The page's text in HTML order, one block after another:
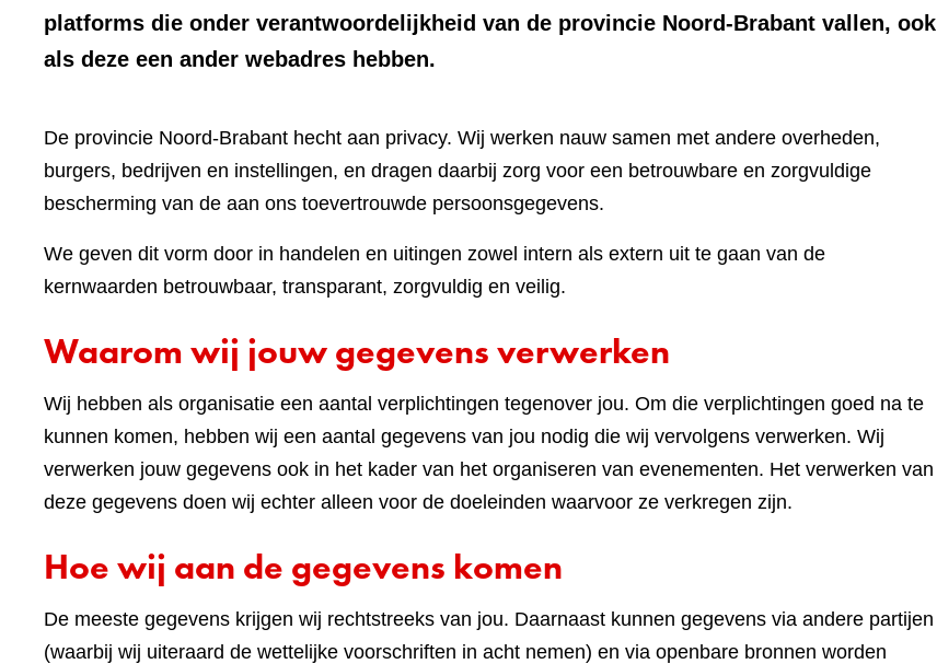
platforms die onder verantwoordelijkheid van de provincie Noord-Brabant vallen, ook
als deze een ander webadres hebben.
De provincie Noord-Brabant hecht aan privacy. Wij werken nauw samen met andere overheden,
burgers, bedrijven en instellingen, en dragen daarbij zorg voor een betrouwbare en zorgvuldige
bescherming van de aan ons toevertrouwde persoonsgegevens.
We geven dit vorm door in handelen en uitingen zowel intern als extern uit te gaan van de
kernwaarden betrouwbaar, transparant, zorgvuldig en veilig.
Waarom wij jouw gegevens verwerken
Wij hebben als organisatie een aantal verplichtingen tegenover jou. Om die verplichtingen goed na te
kunnen komen, hebben wij een aantal gegevens van jou nodig die wij vervolgens verwerken. Wij
verwerken jouw gegevens ook in het kader van het organiseren van evenementen. Het verwerken van
deze gegevens doen wij echter alleen voor de doeleinden waarvoor ze verkregen zijn.
Hoe wij aan de gegevens komen
De meeste gegevens krijgen wij rechtstreeks van jou. Daarnaast kunnen gegevens via andere partijen
(waarbij wij uiteraard de wettelijke voorschriften in acht nemen) en via openbare bronnen worden